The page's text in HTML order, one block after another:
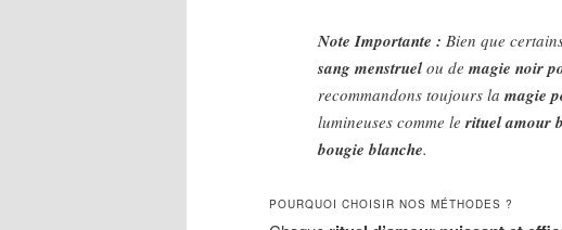
Note Importante : Bien que
sang menstruelou de magie noir
recommandons toujours la magie
lumineuses comme lerituel amour
bougie blanche.
POURQUOI CHOISIR NOS MÉTHODES ?